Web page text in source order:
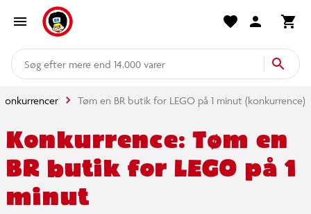
mere end 14.000 varer
Tøm en BR butik for LEGO på 1 minut (konkurrence)
Konkurrence: Tøm en
BR butik for LEGO på 1
minut